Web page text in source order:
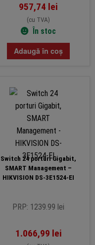
957,74 lei
(cu TVA)
În stoc
Adaugă în coș
Switch 24 porturi Gigabit,
SMART Management –
HIKVISION DS-3E1524-EI
PRP: 1239.99 lei
1.066,99 lei